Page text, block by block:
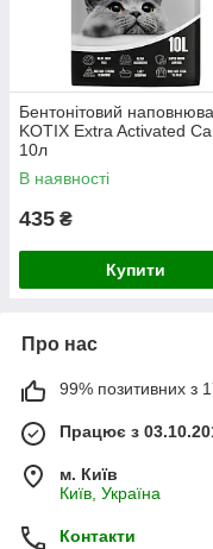
Бентонітовий
KOTIX Extra Activated
10л
В наявності
435 ₴
Купити
Про нас
99% позитивних з
Працює з
м. Київ
Київ, Україна
Контакти